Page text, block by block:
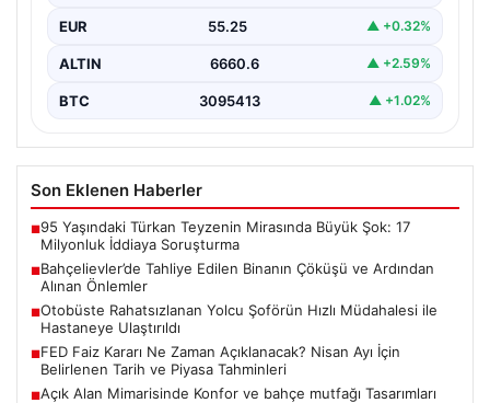
EUR 55.25 ▲ +0.32%
ALTIN 6660.6 ▲ +2.59%
BTC 3095413 ▲ +1.02%
Son Eklenen Haberler
■95 Yaşındaki Türkan Teyzenin Mirasında Büyük Şok: 17
Milyonluk İddiaya Soruşturma
■Bahçelievler’de Tahliye Edilen Binanın Çöküşü ve Ardından
Alınan Önlemler
■Otobüste Rahatsızlanan Yolcu Şoförün Hızlı Müdahalesi ile
Hastaneye Ulaştırıldı
■FED Faiz Kararı Ne Zaman Açıklanacak? Nisan Ayı İçin
Belirlenen Tarih ve Piyasa Tahminleri
■Açık Alan Mimarisinde Konfor ve bahçe mutfağı Tasarımları